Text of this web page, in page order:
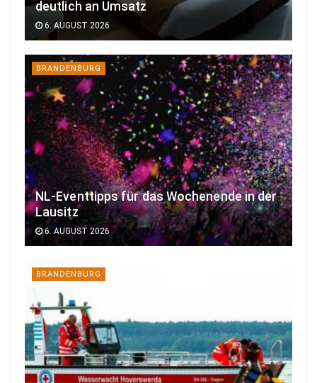
deutlich an Umsatz
6. AUGUST 2026
BRANDENBURG
NL-Eventtipps für das Wochenende in der
Lausitz
6. AUGUST 2026
BRANDENBURG